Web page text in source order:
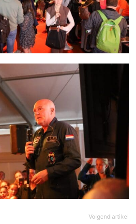
Volgend artikel